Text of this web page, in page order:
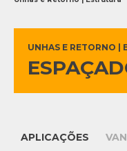
Biblioteca 3D
UNHAS E RETORNO |
APLICAÇÕES